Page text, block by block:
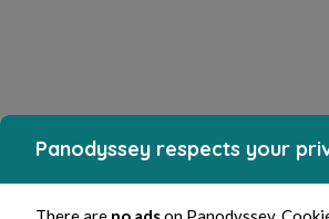
Panodyssey respects your